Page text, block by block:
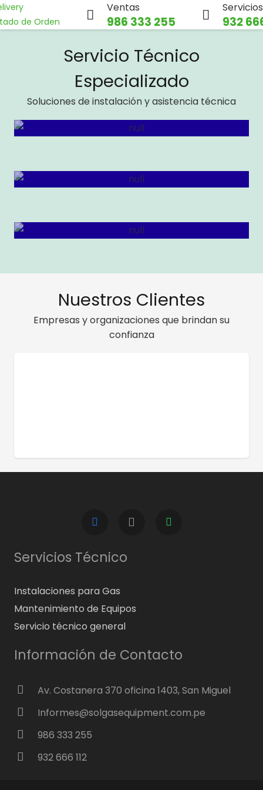
de Orden
Ventas
986 333 255
Servicios
932
Servicio Técnico
Especializado
Soluciones de instalación y asistencia técnica
Nuestros Clientes
Empresas y organizaciones que brindan su
confianza
Servicios Técnico
Instalaciones para Gas
Mantenimiento de Equipos
Servicio técnico general
Información de Contacto
Av. Costanera 370 oficina 1403, San Miguel
Informes@solgasequipment.com.pe
986 333 255
932 666 112